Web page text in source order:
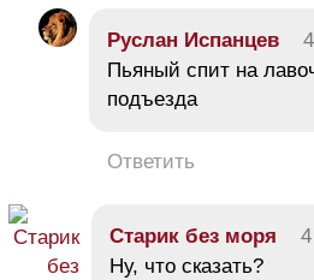
Руслан Испанцев
Пьяный спит на
подъезда
Ответить
Старик без моря
Ну, что сказать?